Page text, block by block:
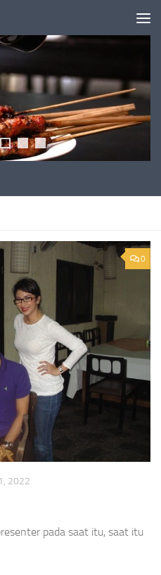
0
2022
pada saat itu, saat itu